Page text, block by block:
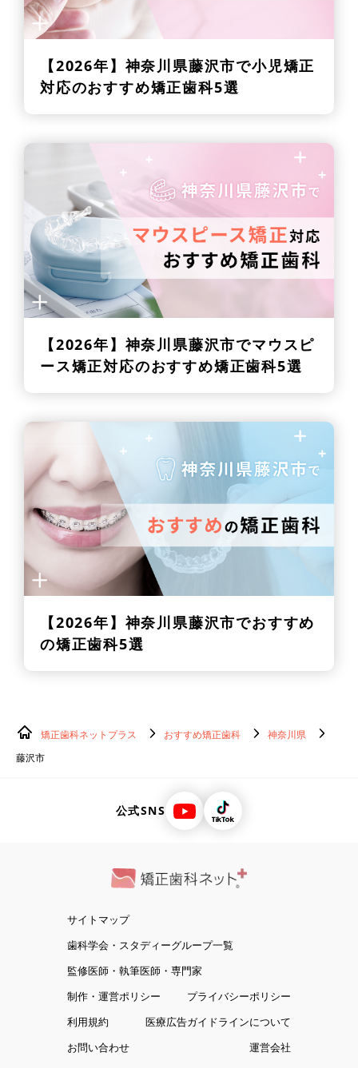
【2026年】 神奈川県藤沢市で小児矯正
対応のおすすめ矯正歯科5選
【2026年】 神奈川県藤沢市でマウスピ
ース矯正対応のおすすめ矯正歯科5選
【2026年】 神奈川県藤沢市でおすすめ
の矯正歯科5選
矯正歯科ネットプラス おすすめ矯正歯科
神奈川県
藤沢市
公式SNS
サイトマップ
歯科学会・スタディーグループ一覧
監修医師・執筆医師・専門家
制作・運営ポリシー
プライバシーポリシー
利用規約
医療広告ガイドラインについて
お問い合わせ
運営会社